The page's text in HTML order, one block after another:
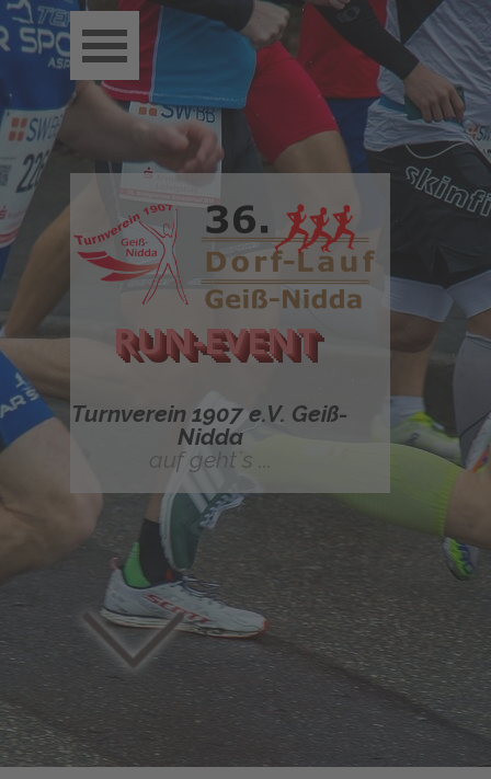
Direkt zum Seiteninhalt
Menü überspringen
RUN-EVENT
Turnverein 1907 e.V. Geiß-
Nidda
auf geht´s ...